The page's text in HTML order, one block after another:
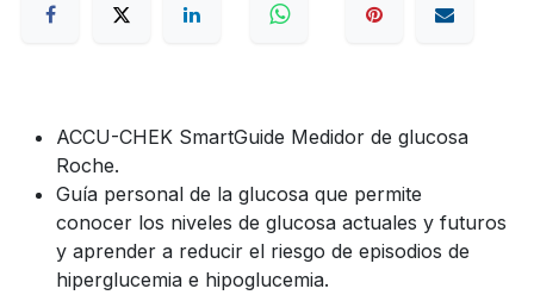
ACCU-CHEK SmartGuide Medidor de glucosa
Roche.
Guía personal de la glucosa que permite
conocer los niveles de glucosa actuales y futuros
y aprender a reducir el riesgo de episodios de
hiperglucemia e hipoglucemia.